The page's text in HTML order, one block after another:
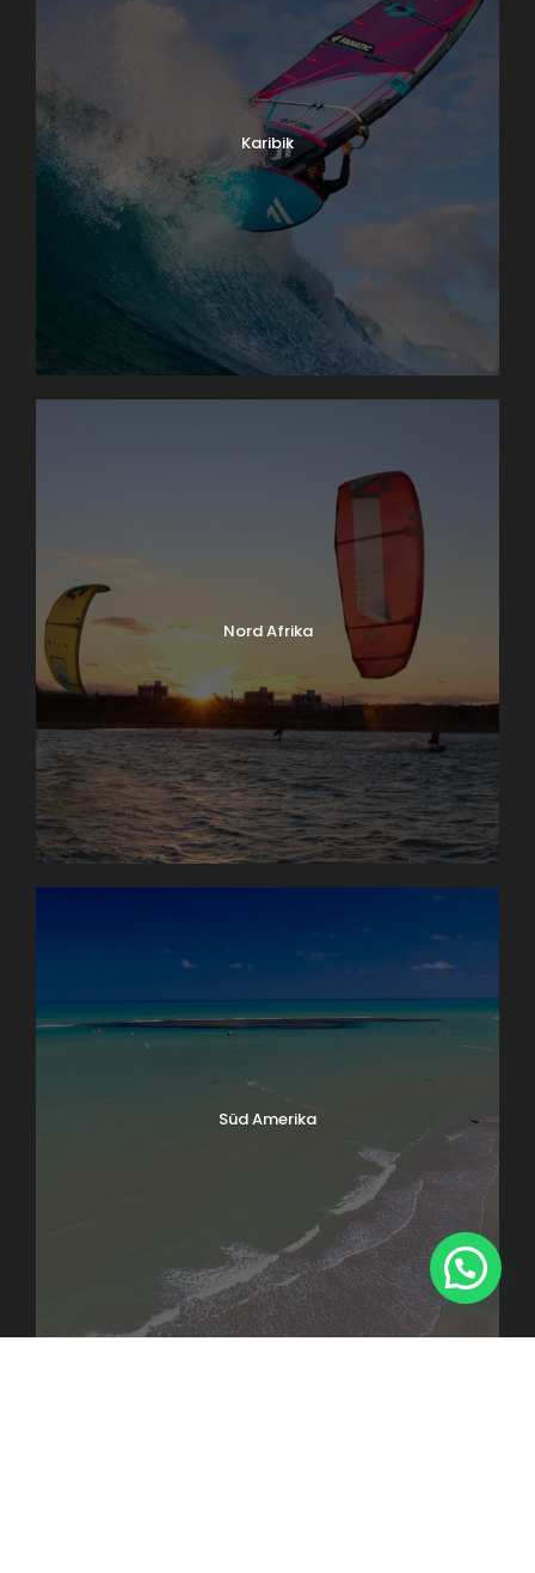
Karibik
Nord Afrika
Süd Amerika